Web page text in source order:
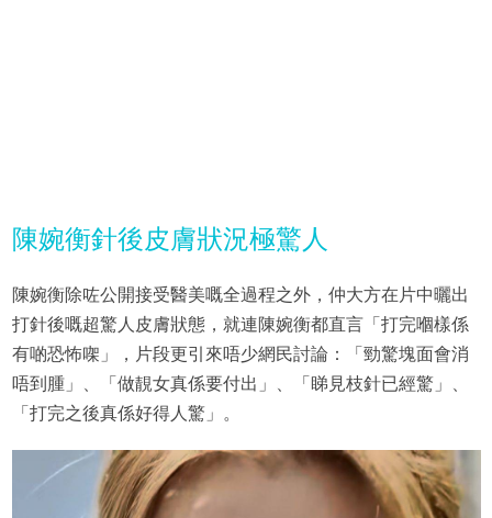
陳婉衡針後皮膚狀況極驚人
陳婉衡除咗公開接受醫美嘅全過程之外，仲大方在片中曬出
打針後嘅超驚人皮膚狀態，就連陳婉衡都直言「打完嗰樣係
有啲恐怖㗎」，片段更引來唔少網民討論：「勁驚塊面會消
唔到腫」、「做靚女真係要付出」、「睇見枝針已經驚」、
「打完之後真係好得人驚」。